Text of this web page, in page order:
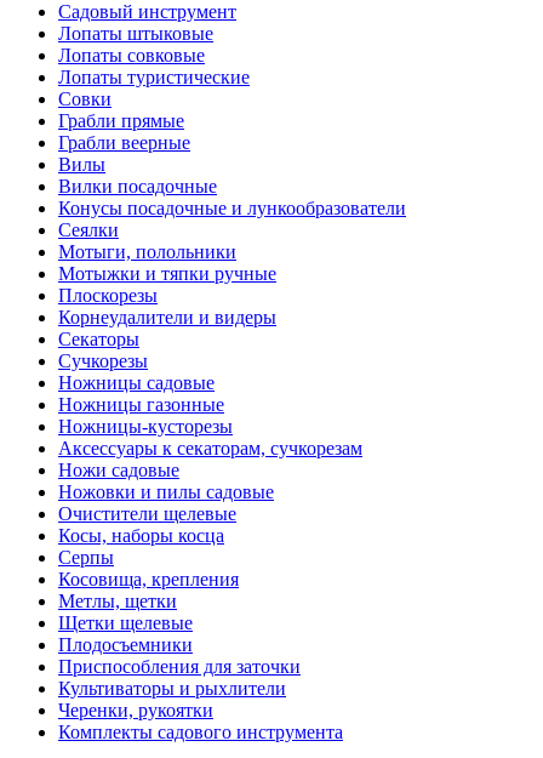
Садовый инструмент
Лопаты штыковые
Лопаты совковые
Лопаты туристические
Совки
Грабли прямые
Грабли веерные
Вилы
Вилки посадочные
Конусы посадочные и лункообразователи
Сеялки
Мотыги, полольники
Мотыжки и тяпки ручные
Плоскорезы
Корнеудалители и видеры
Секаторы
Сучкорезы
Ножницы садовые
Ножницы газонные
Ножницы-кусторезы
Аксессуары к секаторам, сучкорезам
Ножи садовые
Ножовки и пилы садовые
Очистители щелевые
Косы, наборы косца
Серпы
Косовища, крепления
Метлы, щетки
Щетки щелевые
Плодосъемники
Приспособления для заточки
Культиваторы и рыхлители
Черенки, рукоятки
Комплекты садового инструмента